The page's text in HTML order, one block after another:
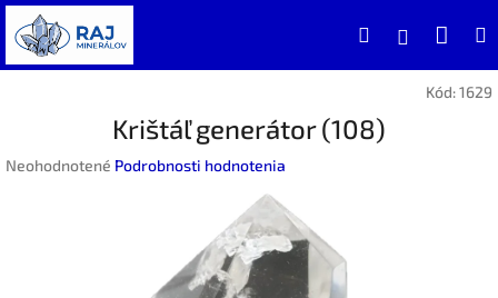
Prejsť
na
obsah
Hľadať
Kód:1629
Krištáľ generátor (108)
Priemerné
Neohodnotené Podrobnosti hodnotenia